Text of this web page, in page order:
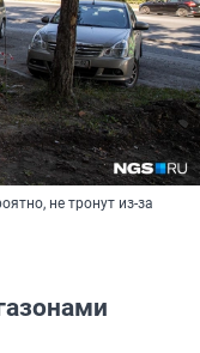
не тронут из-за